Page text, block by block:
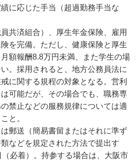
に応じた手当（超過勤務手当な
共済組合）、厚生年金保険、雇用
を完備。ただし、健康保険と厚生
額報酬8.8万円未満、また学生の場
。採用されると、地方公務員法に
に関する規程の対象となる。営利
可能だが、その場合でも、職務専
禁止などの服務規律については適
と。
郵送（簡易書留またはそれに準ず
などを規定された方法で提出す
必着）。持参する場合は、大阪市